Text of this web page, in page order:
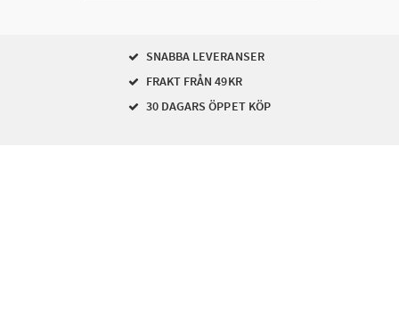
SNABBA LEVERANSER
FRAKT FRÅN 49KR
30 DAGARS ÖPPET KÖP